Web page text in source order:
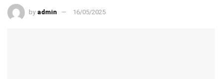
by admin 16/05/2025